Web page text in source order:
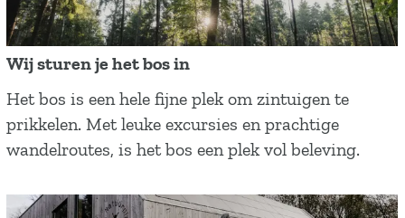
e
n
t
u
u
e
n
h
e
l
e
Wij sturen je het bos in
W
i
j
t
Het bos is een hele fijne plek om zintuigen te
prikkelen. Met leuke excursies en prachtige
wandelroutes, is het bos een plek vol beleving.